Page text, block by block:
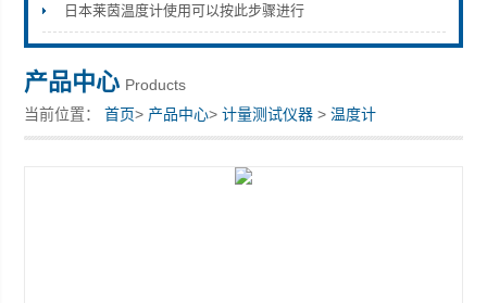
日本莱茵温度计使用可以按此步骤进行
产品中心 Products
当前位置：首页> 产品中心>计量测试仪器 >温度计